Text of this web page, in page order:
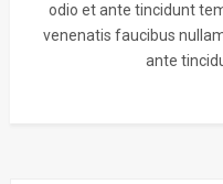
odio et ante tincidunt
venenatis faucibus
ante